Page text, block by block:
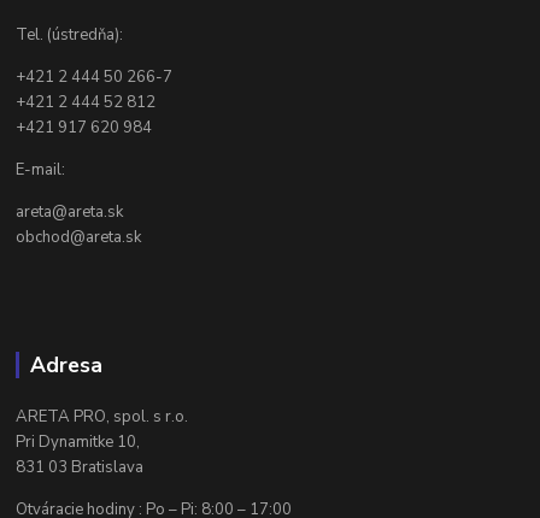
Tel. (ústredňa):
+421 2 444 50 266-7
+421 2 444 52 812
+421 917 620 984
E-mail:
areta@areta.sk
obchod@areta.sk
Adresa
ARETA PRO, spol. s r.o.
Pri Dynamitke 10,
831 03 Bratislava
Otváracie hodiny : Po – Pi: 8:00 – 17:00